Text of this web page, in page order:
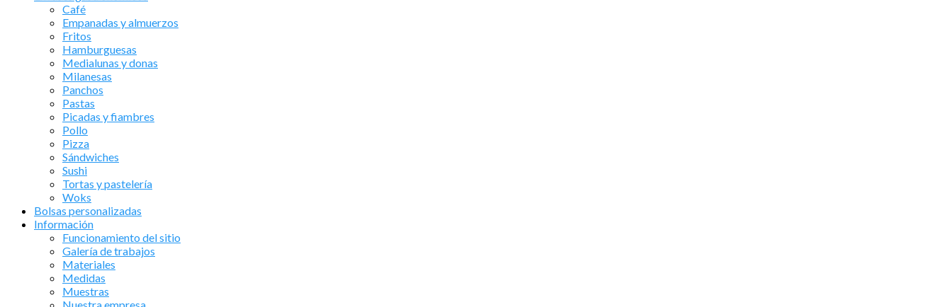
Café
Empanadas y almuerzos
Fritos
Hamburguesas
Medialunas y donas
Milanesas
Panchos
Pastas
Picadas y fiambres
Pollo
Pizza
Sándwiches
Sushi
Tortas y pastelería
Woks
Bolsas personalizadas
Información
Funcionamiento del sitio
Galería de trabajos
Materiales
Medidas
Muestras